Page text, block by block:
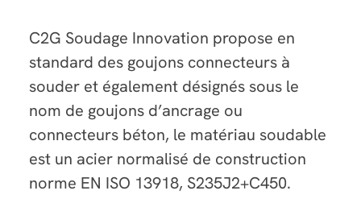
C2G Soudage Innovation propose en
standard des goujons connecteurs à
souder et également désignés sous le
nom de goujons d’ancrage ou
connecteurs béton, le matériau soudable
est un acier normalisé de construction
norme EN ISO 13918, S235J2+C450.